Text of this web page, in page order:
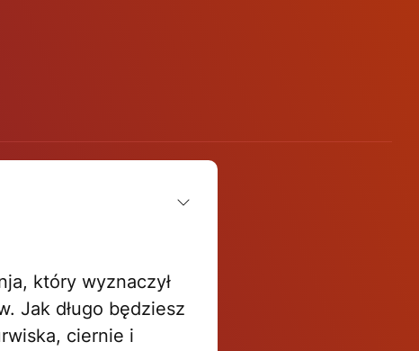
który wyznaczył
Jak długo będziesz
ciernie i